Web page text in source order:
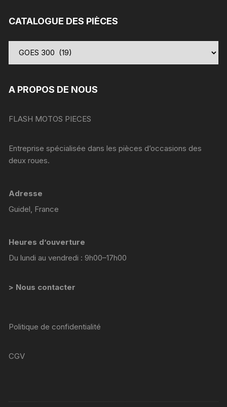
CATALOGUE DES PIÈCES
A PROPOS DE NOUS
FLASH MOTOS PIECES
Entreprise spécialisée dans les pièces d’occasions des
deux roues.
Adresse
Guidel, France
Heures d’ouverture
Du lundi au vendredi : 9h00–17h00
> Nous contacter
Politique de confidentialité
CGV